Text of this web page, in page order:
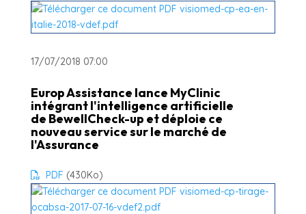
17/07/2018 07:00
Europ Assistance lance MyClinic
intégrant l'intelligence artificielle
de BewellCheck-up et déploie ce
nouveau service sur le marché de
l'Assurance
PDF (430Ko)